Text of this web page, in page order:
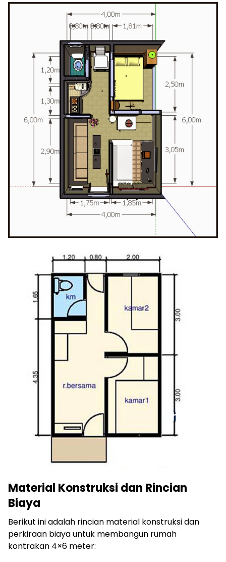
Material Konstruksi dan Rincian
Biaya
Berikut ini adalah rincian material konstruksi dan
perkiraan biaya untuk membangun rumah
kontrakan 4×6 meter: